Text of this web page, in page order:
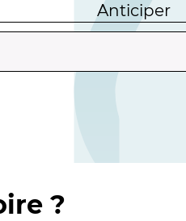
Anticiper
?